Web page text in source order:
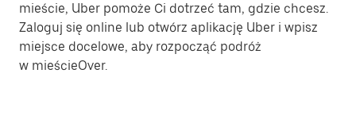
mieście, Uber pomoże Ci dotrzeć tam, gdzie chcesz.
Zaloguj się online lub otwórz aplikację Uber i wpisz
miejsce docelowe, aby rozpocząć podróż
w mieścieOver.